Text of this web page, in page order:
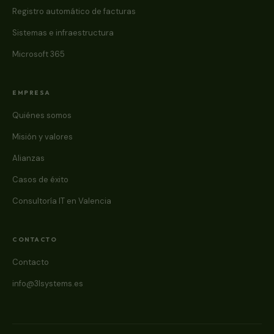
Registro automático de facturas
Sistemas e infraestructura
Microsoft 365
EMPRESA
Quiénes somos
Misión y valores
Alianzas
Casos de éxito
Consultoría IT en Valencia
CONTACTO
Contacto
info@3lsystems.es